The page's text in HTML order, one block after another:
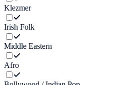
Klezmer
Irish Folk
Middle Eastern
Afro